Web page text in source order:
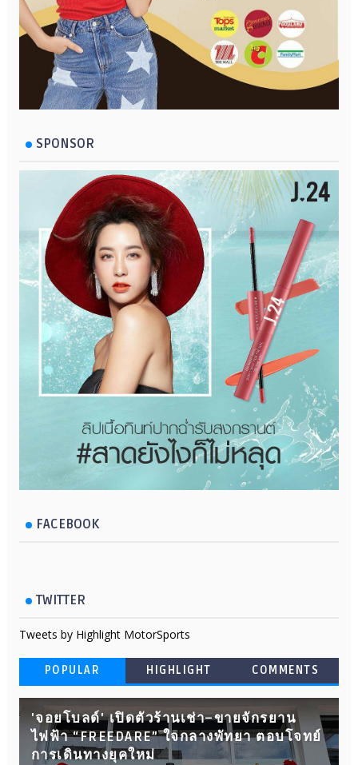
SPONSOR
FACEBOOK
TWITTER
Tweets by Highlight MotorSports
POPULAR HIGHLIGHT COMMENTS
'จอยโบลด์' เปิดตัวร้านเช่า–ขายจักรยาน
ไฟฟ้า “FREEDARE” ใจกลางพัทยา ตอบโจทย์
การเดินทางยุคใหม่